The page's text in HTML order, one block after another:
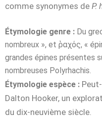
comme synonymes de P.
Étymologie genre : Du
nombreux », et ῥαχός, «
grandes épines présentes
nombreuses Polyrhachis.
Étymologie espèce :
Dalton Hooker, un
du dix-neuvième siècle.